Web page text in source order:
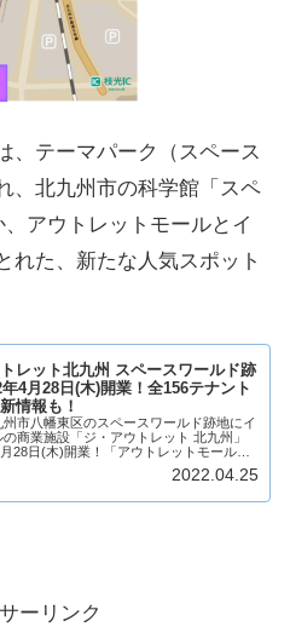
、テーマパーク（スペース
、北九州市の科学館「スペ
アウトレットモールとイ
れた、新たな人気スポット
レット北九州 スペースワールド跡
4月28日(木)開業！全156テナント
情報も！
市八幡東区のスペースワールド跡地にイ
商業施設「ジ・アウトレット 北九州」
28日(木)開業！「アウトレットモール」
ンターテインメント」、「カルチャー」、
合した156店舗が出店し、今ま...2022.04.25
ーリンク